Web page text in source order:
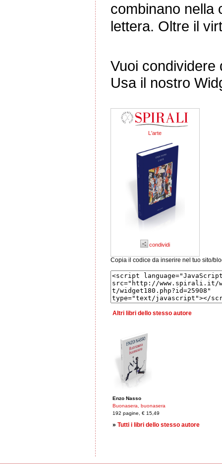
combinano nella
lettera. Oltre il
Vuoi condividere
Usa il nostro
L'arte
condividi
Copia il codice da inserire nel tuo sito/
Altri libri dello stesso autore
Enzo Nasso
Buonasera, buonasera
192 pagine, € 15,49
» Tutti i libri dello stesso autore